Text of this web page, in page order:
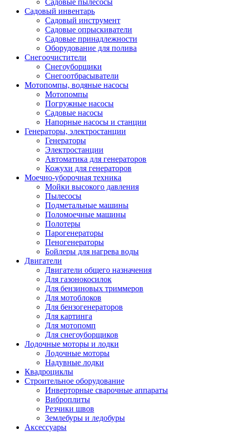
Садовые пылесосы
Садовый инвентарь
Садовый инструмент
Садовые опрыскиватели
Садовые принадлежности
Оборудование для полива
Снегоочистители
Снегоуборщики
Снегоотбрасыватели
Мотопомпы, водяные насосы
Мотопомпы
Погружные насосы
Садовые насосы
Напорные насосы и станции
Генераторы, электростанции
Генераторы
Электростанции
Автоматика для генераторов
Кожухи для генераторов
Моечно-уборочная техника
Мойки высокого давления
Пылесосы
Подметальные машины
Поломоечные машины
Полотеры
Парогенераторы
Пеногенераторы
Бойлеры для нагрева воды
Двигатели
Двигатели общего назначения
Для газонокосилок
Для бензиновых триммеров
Для мотоблоков
Для бензогенераторов
Для картинга
Для мотопомп
Для снегоуборщиков
Лодочные моторы и лодки
Лодочные моторы
Надувные лодки
Квадроциклы
Строительное оборудование
Инверторные сварочные аппараты
Виброплиты
Резчики швов
Землебуры и ледобуры
Аксессуары